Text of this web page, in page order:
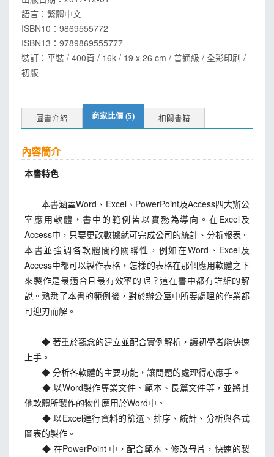
語言： 繁體中文
ISBN10：9869555772
ISBN13： 9789869555777
裝訂：平裝 / 400頁 / 16k / 19 x 26 cm / 普通級 / 全彩印刷 /
初版
圖書介紹 商家比價 (5) 相關書籍
內容簡介
本書特色
本書涵蓋Word、Excel、PowerPoint及Access四大辦公
室應用軟體，書中的範例皆以實務為導向。在Excel及
Access中，只要更改數據就可完成公司的統計、分析報表。
本書並強調各軟體間的關聯性，例如在Word、Excel及
Access中都可以製作表格，怎樣的表格在那個應用軟體之下
來製作是最適合且最有效率的呢？這在書中都有詳細的解
說。熟悉了本書的範例後，對於辦公室中所要處理的作業都
可迎刃而解。
◆ 著重於觀念的建立並配合實例解析，讓初學者能快速
上手。
◆ 分析各軟體的主要功能，讓問題的處理得心應手。
◆ 以Word製作專業文件、範本、長篇文件等，並將其
他軟體所製作的物件應用於Word中。
◆ 以Excel進行資料的篩選、排序、統計、分析與各式
圖表的製作。
◆ 在PowerPoint 中，配合範本、修改母片，快速的製